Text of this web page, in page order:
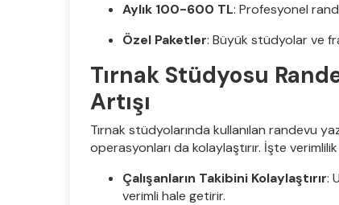
Aylık 100-600 TL: Profesyonel
Özel Paketler: Büyük stüdyolar ve
Tırnak Stüdyosu
Artışı
Tırnak stüdyolarında kullanılan randevu
operasyonları da kolaylaştırır. İşte verimlilik
Çalışanların Takibini Kolaylaştırır:
verimli hale getirir.